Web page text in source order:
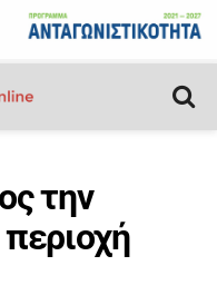
την